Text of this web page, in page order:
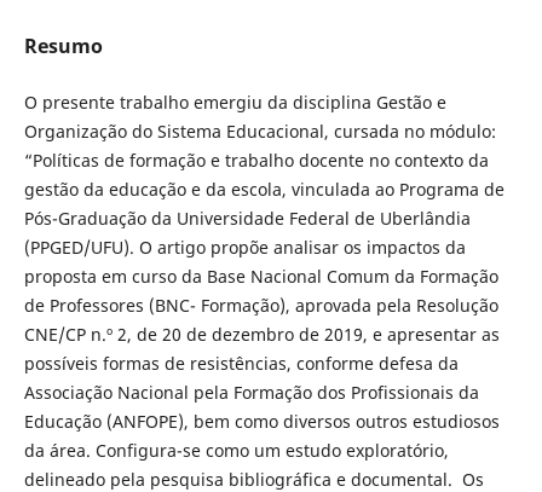
Resumo
O presente trabalho emergiu da disciplina Gestão e
Organização do Sistema Educacional, cursada no módulo:
“Políticas de formação e trabalho docente no contexto da
gestão da educação e da escola, vinculada ao Programa de
Pós-Graduação da Universidade Federal de Uberlândia
(PPGED/UFU). O artigo propõe analisar os impactos da
proposta em curso da Base Nacional Comum da Formação
de Professores (BNC- Formação), aprovada pela Resolução
CNE/CP n.º 2, de 20 de dezembro de 2019, e apresentar as
possíveis formas de resistências, conforme defesa da
Associação Nacional pela Formação dos Profissionais da
Educação (ANFOPE), bem como diversos outros estudiosos
da área. Configura-se como um estudo exploratório,
delineado pela pesquisa bibliográfica e documental. Os